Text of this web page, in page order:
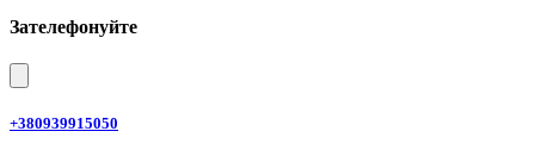
Зателефонуйте
+380939915050